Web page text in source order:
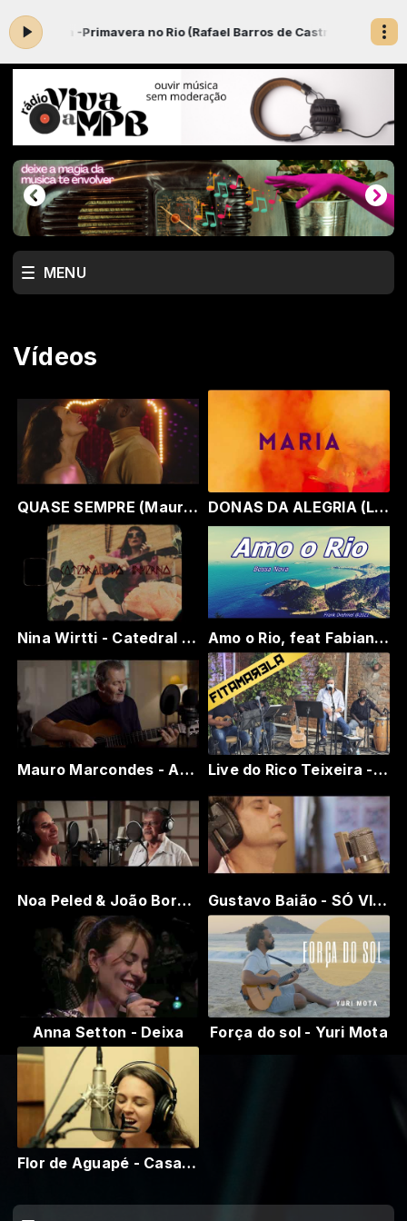
-Primavera no Rio (Rafael Barros de Castro)- CD Nas Ondas
MENU
Vídeos
QUASE SEMPRE (Mauro Marcondes e Zéjorge) DONAS DA ALEGRIA (Lyric Video). Nina Wirtti - álbum Flor da Estrada
Nina Wirtti - Catedral do Inferno Amo o Rio, feat Fabiana Mendes
Mauro Marcondes - ARPOADOR - Mauro Marcondes e Leo Gandelman (participação especial) Live do Rico Teixeira - Vamos de Samba de raíz?
Noa Peled & João Borba - Juízo final (Nelson Cavaquinho e Élcio Soares) em Hebraico Gustavo Baião - SÓ VIM MATAR A SAUDADE (Nelson Faria/Gustavo Baião)
Anna Setton - Deixa Força do sol - Yuri Mota
Flor de Aguapé - Casa Velha